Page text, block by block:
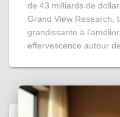
de 43 milliards de
Grand View Research,
grandissante à
effervescence autour